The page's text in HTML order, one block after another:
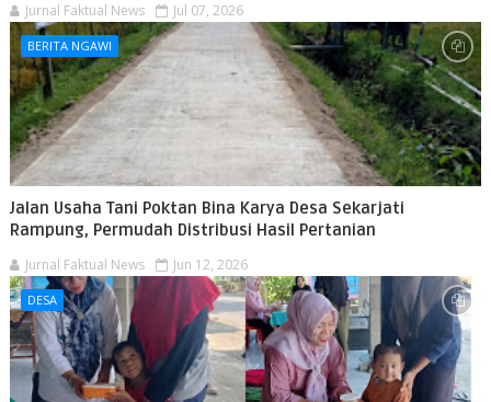
Jurnal Faktual News Jul 07, 2026
BERITA NGAWI
Jalan Usaha Tani Poktan Bina Karya Desa Sekarjati
Rampung, Permudah Distribusi Hasil Pertanian
Jurnal Faktual News Jun 12, 2026
DESA